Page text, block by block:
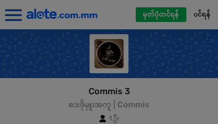
မှတ်ပုံတင်ရန် ၀င်ရန်
Commis 3
စားဖိုမှူးအကူ | Commis
1 ဦး